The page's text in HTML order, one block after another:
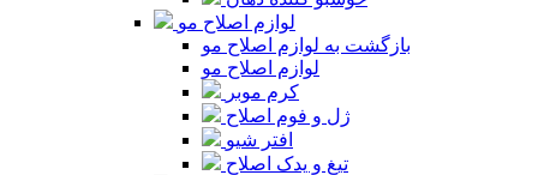
لوازم اصلاح مو
بازگشت به لوازم اصلاح مو
لوازم اصلاح مو
کرم موبر
ژل و فوم اصلاح
افتر شیو
تیغ و یدک اصلاح